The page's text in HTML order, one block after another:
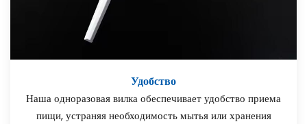
Удобство
Наша одноразовая вилка обеспечивает удобство приема
пищи, устраняя необходимость мытья или хранения